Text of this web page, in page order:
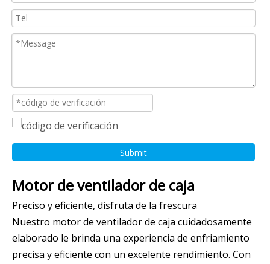
Submit
Motor de ventilador de caja
Preciso y eficiente, disfruta de la frescura
Nuestro motor de ventilador de caja cuidadosamente
elaborado le brinda una experiencia de enfriamiento
precisa y eficiente con un excelente rendimiento. Con